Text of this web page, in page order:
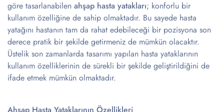
göre tasarlanabilen ahşap hasta yatakları; konforlu bir
kullanım özelliğine de sahip olmaktadır. Bu sayede hasta
yatağını hastanın tam da rahat edebileceği bir pozisyona son
derece pratik bir şekilde getirmeniz de mümkün olacaktır.
Üstelik son zamanlarda tasarımı yapılan hasta yataklarının
kullanım özelliklerinin de sürekli bir şekilde geliştirildiğini de
ifade etmek mümkün olmaktadır.